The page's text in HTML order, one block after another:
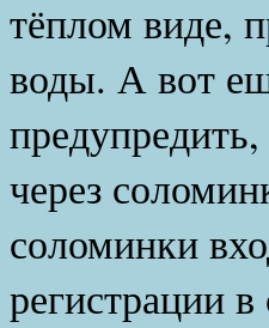
тёплом виде,
воды. А вот
через
соломинки
регистрации